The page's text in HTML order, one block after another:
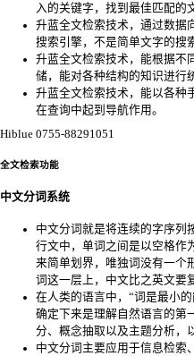
入的关键字，找到最佳匹配的
升蓝全文检索技术，通过数据
搜索引擎，不是简单文字的搜
升蓝全文检索技术，能根据不
储，能对各种结构的知识进行
升蓝全文检索技术，能以各种
在查询中起到导航作用。
Hiblue 0755-88291051
全文检索功能
中文分词系统
中文分词就是将连续的字序列
行文中，单词之间是以空格作
来简单划界，唯独词没有一个
词这一层上，中文比之英文要
在人类的语言中，“词是最小
确定下来是理解自然语言的第
分、概念抽取以及主题分析，
中文分词主要应用于信息检索